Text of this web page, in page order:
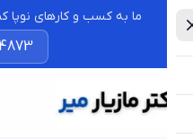
ما به کسب و کارهای نوپا